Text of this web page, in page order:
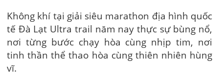
Không khí tại giải siêu marathon địa hình quốc
tế Đà Lạt Ultra trail năm nay thực sự bùng nổ,
nơi từng bước chạy hòa cùng nhịp tim, nơi
tinh thần thể thao hòa cùng thiên nhiên hùng
vĩ.